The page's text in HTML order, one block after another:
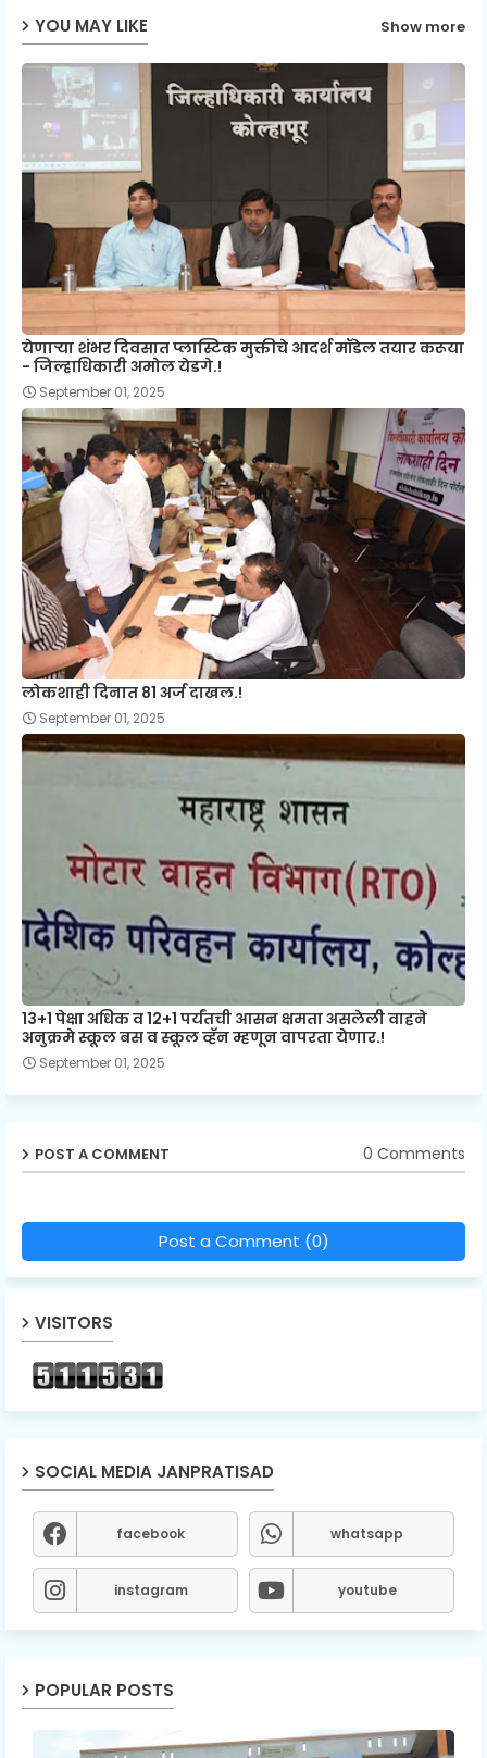
YOU MAY LIKE Show more
येणाऱ्या शंभर दिवसात प्लास्टिक मुक्तीचे आदर्श मॉडेल तयार करूया
- जिल्हाधिकारी अमोल येडगे.!
September 01, 2025
लोकशाही दिनात 81 अर्ज दाखल.!
September 01, 2025
13+1 पेक्षा अधिक व 12+1 पर्यंतची आसन क्षमता असलेली वाहने
अनुक्रमे स्कूल बस व स्कूल व्हॅन म्हणून वापरता येणार.!
September 01, 2025
POST A COMMENT 0 Comments
Post a Comment (0)
VISITORS
SOCIAL MEDIA JANPRATISAD
facebook whatsapp
instagram youtube
POPULAR POSTS